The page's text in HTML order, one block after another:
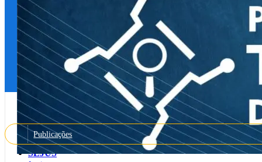
Publicações
SECOM
Comunicação
SEDAM
Desenvolvimento Ambiental
SEDEC
Desenvolvimento
SEDUC
Educação
SEFIN
Finanças
SEGEP
Administração e Recursos Humanos
SEJUCEL
Esporte, Cultura e Lazer
SEJUS